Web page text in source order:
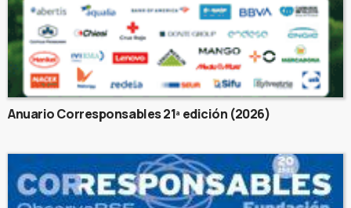
Anuario Corresponsables 21ª edición (2026)